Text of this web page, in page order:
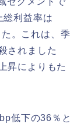
総利益率は
。これは、季
されました
昇によりもた
低下の36％と